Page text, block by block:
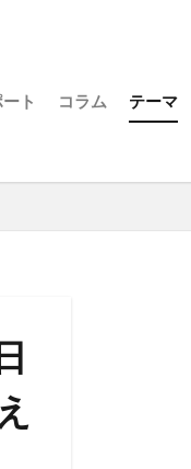
ト コラム
テーマ